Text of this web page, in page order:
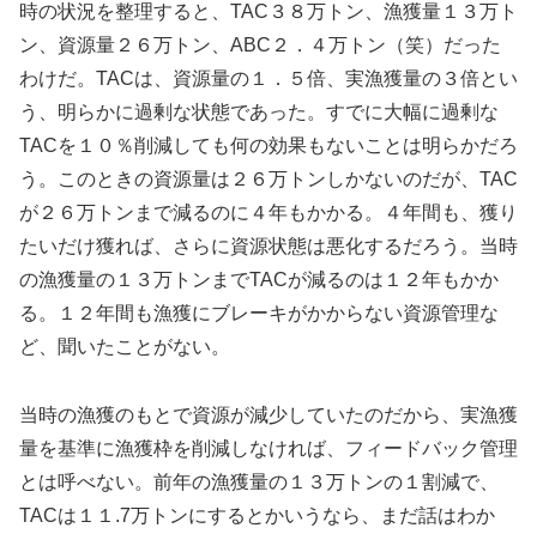
時の状況を整理すると、TAC３８万トン、漁獲量１３万ト
ン、資源量２６万トン、ABC２．４万トン（笑）だった
わけだ。TACは、資源量の１．５倍、実漁獲量の３倍とい
う、明らかに過剰な状態であった。すでに大幅に過剰な
TACを１０％削減しても何の効果もないことは明らかだろ
う。このときの資源量は２６万トンしかないのだが、TAC
が２６万トンまで減るのに４年もかかる。４年間も、獲り
たいだけ獲れば、さらに資源状態は悪化するだろう。当時
の漁獲量の１３万トンまでTACが減るのは１２年もかか
る。１２年間も漁獲にブレーキがかからない資源管理な
ど、聞いたことがない。
当時の漁獲のもとで資源が減少していたのだから、実漁獲
量を基準に漁獲枠を削減しなければ、フィードバック管理
とは呼べない。前年の漁獲量の１３万トンの１割減で、
TACは１１.7万トンにするとかいうなら、まだ話はわか